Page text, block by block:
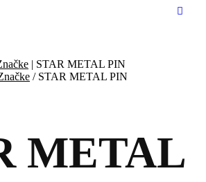
| STAR METAL PIN
/ STAR METAL PIN
METAL